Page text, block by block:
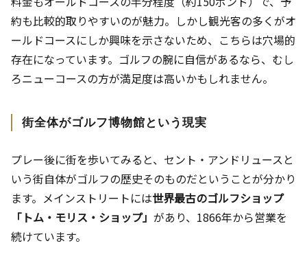
約も比較的取りやすいのが魅力。しかし観光客の多くがオ
ールドコースにしか興味を示さないため、こちらは穴場的
存在になっています。ゴルフの腕に自信があるなら、むし
ろニューコースの方が満足度は高いかもしれません。
街全体がゴルフ博物館という現実
プレー後に街を歩いてみると、セント・アンドリュースと
いう街自体がゴルフの歴史そのものだということが分かり
ます。メインストリートには世界最古のゴルフショップ
「トム・モリス・ショップ」 があり、1866年から営業を
続けています。